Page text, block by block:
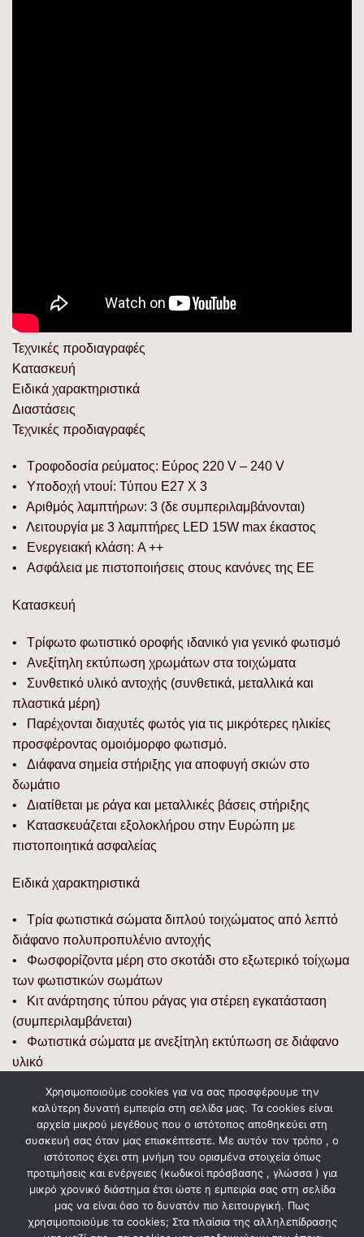
Τεχνικές προδιαγραφές
Κατασκευή
Ειδικά χαρακτηριστικά
Διαστάσεις
Τεχνικές προδιαγραφές
• Τροφοδοσία ρεύματος: Εύρος 220 V – 240 V
• Υποδοχή ντουί: Τύπου E27 Χ 3
• Αριθμός λαμπτήρων: 3 (δε συμπεριλαμβάνονται)
• Λειτουργία με 3 λαμπτήρες LED 15W max έκαστος
• Ενεργειακή κλάση: A ++
• Ασφάλεια με πιστοποιήσεις στους κανόνες της ΕΕ
Κατασκευή
• Τρίφωτο φωτιστικό οροφής ιδανικό για γενικό φωτισμό
• Ανεξίτηλη εκτύπωση χρωμάτων στα τοιχώματα
• Συνθετικό υλικό αντοχής (συνθετικά, μεταλλικά και
πλαστικά μέρη)
• Παρέχονται διαχυτές φωτός για τις μικρότερες ηλικίες
προσφέροντας ομοιόμορφο φωτισμό.
• Διάφανα σημεία στήριξης για αποφυγή σκιών στο
δωμάτιο
• Διατίθεται με ράγα και μεταλλικές βάσεις στήριξης
• Κατασκευάζεται εξολοκλήρου στην Ευρώπη με
πιστοποιητικά ασφαλείας
Ειδικά χαρακτηριστικά
• Τρία φωτιστικά σώματα διπλού τοιχώματος από λεπτό
διάφανο πολυπροπυλένιο αντοχής
• Φωσφορίζοντα μέρη στο σκοτάδι στο εξωτερικό τοίχωμα
των φωτιστικών σωμάτων
• Κιτ ανάρτησης τύπου ράγας για στέρεη εγκατάσταση
(συμπεριλαμβάνεται)
• Φωτιστικά σώματα με ανεξίτηλη εκτύπωση σε διάφανο
υλικό
Διαστάσεις
• Προϊόντος: 20,5 x 50 x 14 (εκατοστά)
• Συσκευασίας: 18 x 47 x 16 (εκατοστά)
• Βάρος σε συσκευασία: 0,823 kg
Χρησιμοποιούμε cookies για να σας προσφέρουμε την
καλύτερη δυνατή εμπειρία στη σελίδα μας. Τα cookies είναι
αρχεία μικρού μεγέθους που ο ιστότοπος αποθηκεύει στη
συσκευή σας όταν μας επισκέπτεστε. Με αυτόν τον τρόπο , ο
ιστότοπος έχει στη μνήμη του ορισμένα στοιχεία όπως
προτιμήσεις και ενέργειες (κωδικοί πρόσβασης , γλώσσα ) για
μικρό χρονικό διάστημα έτσι ώστε η εμπειρία σας στη σελίδα
μας να είναι όσο το δυνατόν πιο λειτουργική. Πως
χρησιμοποιούμε τα cookies; Στα πλαίσια της αλληλεπίδρασης